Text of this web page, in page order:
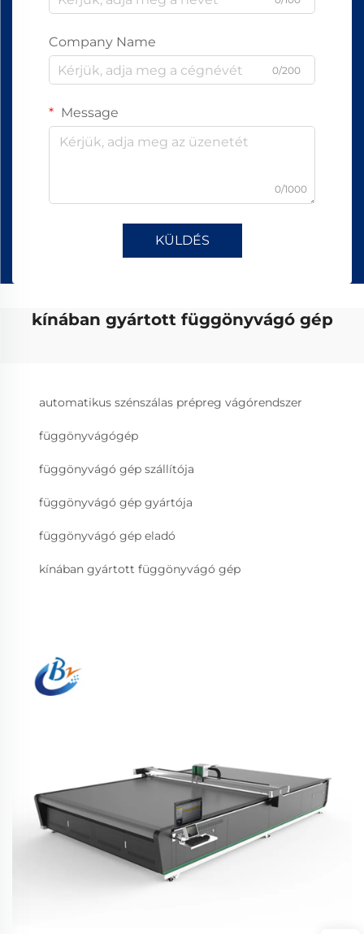
Company Name
0/200
Message
0/1000
KÜLDÉS
kínában gyártott függönyvágó gép
automatikus szénszálas prépreg vágórendszer
függönyvágógép
függönyvágó gép szállítója
függönyvágó gép gyártója
függönyvágó gép eladó
kínában gyártott függönyvágó gép